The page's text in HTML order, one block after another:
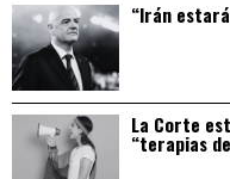
“Irán
La Corte
“terapias